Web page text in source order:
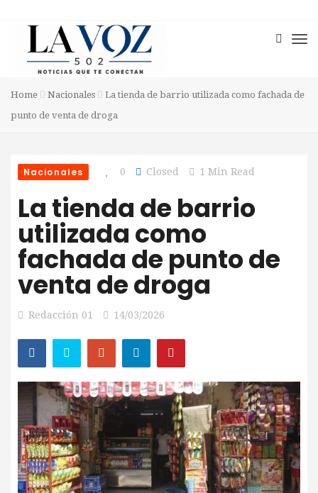
Home Nacionales
La tienda de barrio utilizada como fachada de
punto de venta de droga
Nacionales 0 Closed 1 Min Read
La tienda de barrio
utilizada como
fachada de punto de
venta de droga
Redacción 01 14/03/2026